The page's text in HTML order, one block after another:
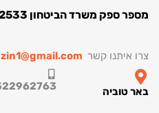
משרד הביטחון 11002533
קשרgevazin1@gmail.com
0522962763